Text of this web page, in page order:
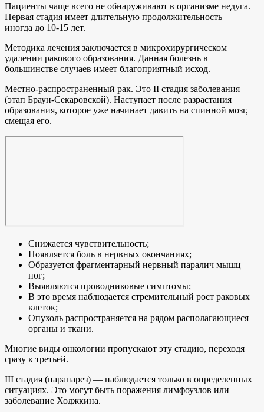
Пациенты чаще всего не обнаруживают в организме недуга.
Первая стадия имеет длительную продолжительность —
иногда до 10-15 лет.
Методика лечения заключается в микрохирургическом
удалении ракового образования. Данная болезнь в
большинстве случаев имеет благоприятный исход.
Местно-распространенный рак. Это II стадия заболевания
(этап Браун-Секаровской). Наступает после разрастания
образования, которое уже начинает давить на спинной мозг,
смещая его.
Снижается чувствительность;
Появляется боль в нервных окончаниях;
Образуется фрагментарный нервный паралич мышц
ног;
Выявляются проводниковые симптомы;
В это время наблюдается стремительный рост раковых
клеток;
Опухоль распространяется на рядом располагающиеся
органы и ткани.
Многие виды онкологии пропускают эту стадию, переходя
сразу к третьей.
III стадия (парапарез) — наблюдается только в определенных
ситуациях. Это могут быть поражения лимфоузлов или
заболевание Ходжкина.